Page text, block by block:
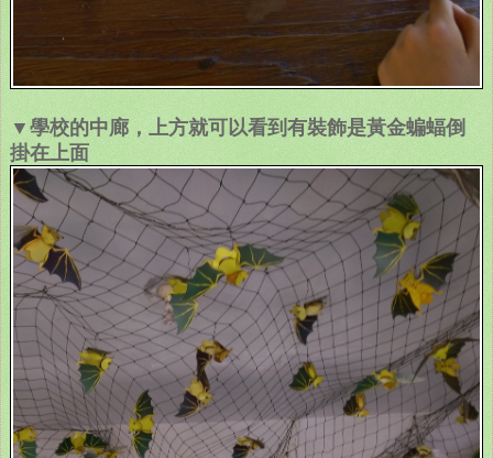
▼學校的中廊，上方就可以看到有裝飾是黃金蝙蝠倒
掛在上面